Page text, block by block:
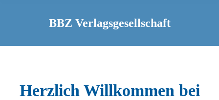
BBZ Verlagsgesellschaft
Herzlich Willkommen bei